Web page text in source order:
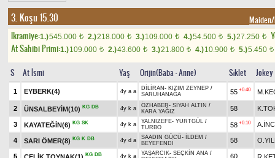
3. Koşu 15.30 Maiden/
Ikramiye:1.)545.000 t 2.)218.000 t 3.)109.000 t 4.)54.500 t 5.)27.250 t
At Sahibi Primi:1.)109.000 t 2.)43.600 t 3.)21.800 t 4.)10.900 t 5.)5.450 t
S At İsmi Yaş Orijin(Baba - Anne) Sıklet Jokey
1 EYBERK(4) 4y a a DİLİRAN - KIZIM ZEYNEP /
SARUHANAĞA
55 +0.40
2 ÜNSALBEYİM(10) KG DB 4y k a ÖZHABER- SİYAH ALTIN /
KARA YAĞIZ
58
3 KAYATEĞİN(6) KG SK 4y k a YALNIZEFE- YURTGÜL /
TURBO
58 +0.10
4 SARI ÖMER(8) KG K DB 4y d a SAADIN GÜCÜ- İLDEM /
BEYEFENDİ
58
5 KG DB 4y k a YAŞARCIK- SEÇKİN ANA /
60